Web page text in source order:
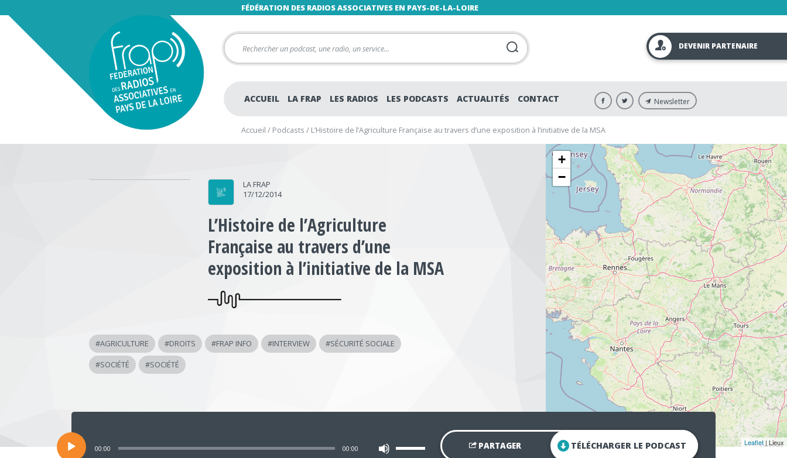
FÉDÉRATION DES RADIOS ASSOCIATIVES EN PAYS-DE-LA-LOIRE
DEVENIR PARTENAIRE
ACCUEIL LA FRAP LES RADIOS LES PODCASTS ACTUALITÉS CONTACT Newsletter
Accueil / Podcasts / L’Histoire de l’Agriculture Française au travers d’une exposition à l’initiative de la MSA
LA FRAP
17/12/2014
L’Histoire de l’Agriculture
Française au travers d’une
exposition à l’initiative de la MSA
#AGRICULTURE #DROITS #FRAP INFO #INTERVIEW #SÉCURITÉ SOCIALE
#SOCIÉTÉ #SOCIÉTÉ
+
−
Leaflet| Lieux
Lecteur
00:00 00:00 les PARTAGER TÉLÉCHARGER LE PODCAST